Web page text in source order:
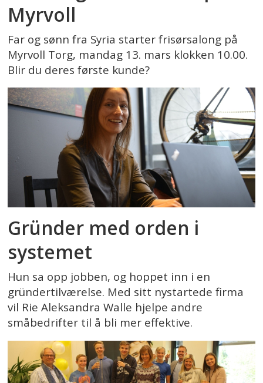
Myrvoll
Far og sønn fra Syria starter frisørsalong på
Myrvoll Torg, mandag 13. mars klokken 10.00.
Blir du deres første kunde?
Gründer med orden i
systemet
Hun sa opp jobben, og hoppet inn i en
gründertilværelse. Med sitt nystartede firma
vil Rie Aleksandra Walle hjelpe andre
småbedrifter til å bli mer effektive.